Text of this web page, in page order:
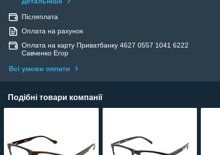
Післяплата
Оплата на рахунок
Оплата на карту Приватбанку 4627 0557 1041 6222
Савченко Егор
Всі умови оплати
Подібні товари компанії